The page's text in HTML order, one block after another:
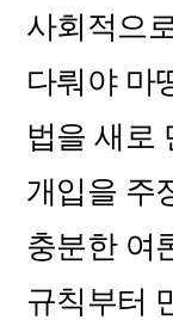
사회적으
다뤄야 마
법을 새로
개입을 주
충분한 여
규칙부터